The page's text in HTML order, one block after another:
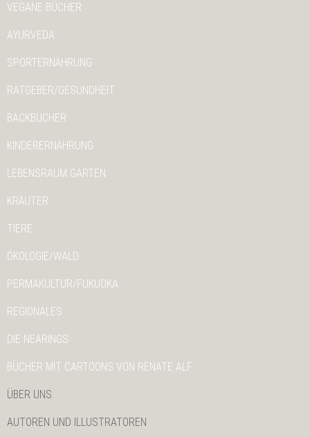
VEGANE BÜCHER
AYURVEDA
SPORTERNÄHRUNG
RATGEBER/GESUNDHEIT
BACKBÜCHER
KINDERERNÄHRUNG
LEBENSRAUM GARTEN
KRÄUTER
TIERE
ÖKOLOGIE/WALD
PERMAKULTUR/FUKUOKA
REGIONALES
DIE NEARINGS
BÜCHER MIT CARTOONS VON RENATE ALF
ÜBER UNS
AUTOREN UND ILLUSTRATOREN